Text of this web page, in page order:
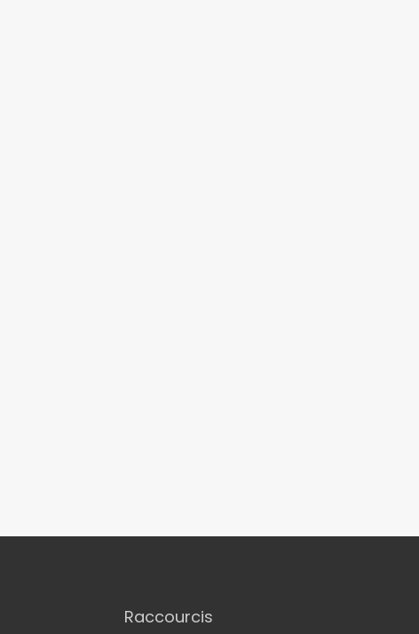
Raccourcis